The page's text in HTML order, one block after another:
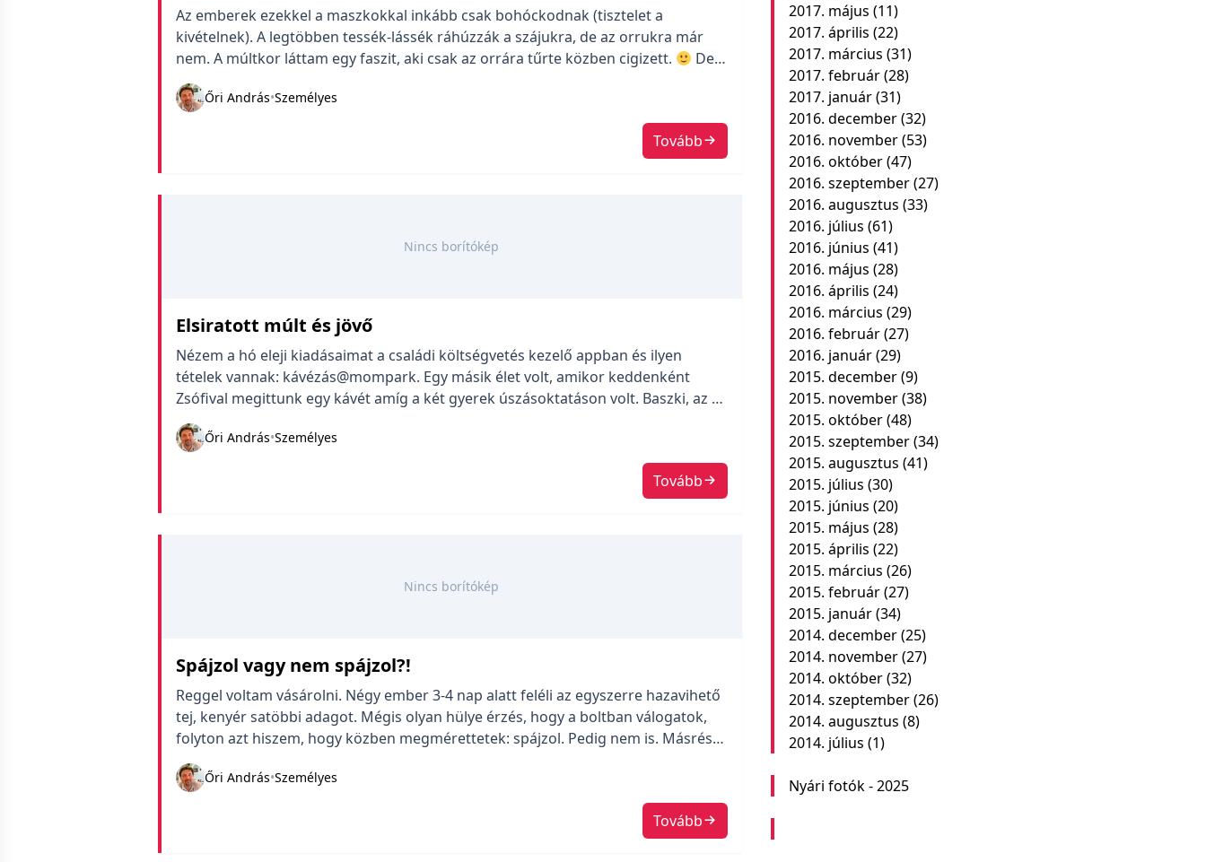
Az emberek ezekkel a maszkokkal inkább csak bohóckodnak (tisztelet a
kivételnek). A legtöbben tessék-lássék ráhúzzák a szájukra, de az orrukra már
nem. A múltkor láttam egy faszit, aki csak az orrára tűrte közben cigizett.
De
az eddigi csúcstartó az a néni, aki gyorsan levette a maszkot amikor tüsszentett.
#koronavírusnapló
Őri András•Személyes
Tovább
Nincs borítókép
Elsiratott múlt és jövő
Nézem a hó eleji kiadásaimat a családi költségvetés kezelő appban és ilyen
tételek vannak: kávézás@mompark. Egy másik élet volt, amikor keddenként
Zsófival megittunk egy kávét amíg a két gyerek úszásoktatáson volt. Baszki, az az
élet többet már nem lesz. Oda van minden amit kitaláltam az elkövetkező 30-40
évemre. #gyász #faszom #koronavírusnapló
Őri András•Személyes
Tovább
Nincs borítókép
Spájzol vagy nem spájzol?!
Reggel voltam vásárolni. Négy ember 3-4 nap alatt feléli az egyszerre hazavihető
tej, kenyér satöbbi adagot. Mégis olyan hülye érzés, hogy a boltban válogatok,
folyton azt hiszem, hogy közben megmérettetek: spájzol. Pedig nem is. Másrészt
meg a Lidl úgy tűnik túl van a nagy rohamon, volt minden bőségesen. Az
emberek meg teljesen korrektül elhúzódnak egymástól, […]
Őri András•Személyes
Tovább
2017. május (11)
2017. április (22)
2017. március (31)
2017. február(28)
2017. január(31)
2016. december(32)
2016. november(53)
2016. október(47)
2016. szeptember(27)
2016. augusztus (33)
2016. július (61)
2016. június (41)
2016. május (28)
2016. április (24)
2016. március (29)
2016. február(27)
2016. január(29)
2015. december(9)
2015. november(38)
2015. október(48)
2015. szeptember(34)
2015. augusztus (41)
2015. július (30)
2015. június (20)
2015. május (28)
2015. április (22)
2015. március (26)
2015. február(27)
2015. január(34)
2014. december(25)
2014. november(27)
2014. október(32)
2014. szeptember(26)
2014. augusztus (8)
2014. július (1)
Nyári fotók - 2025